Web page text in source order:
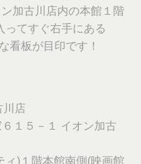
加古川店内の本館１階
ってすぐ右手にある
看板が目印です！
川店
１５－１ イオン加古
ィ)１階本館南側(映画館